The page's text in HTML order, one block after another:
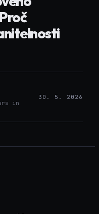
in
30. 5. 2026